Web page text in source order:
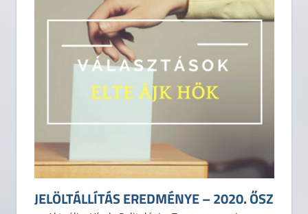
JELÖLTÁLLÍTÁS EREDMÉNYE – 2020. ŐSZ